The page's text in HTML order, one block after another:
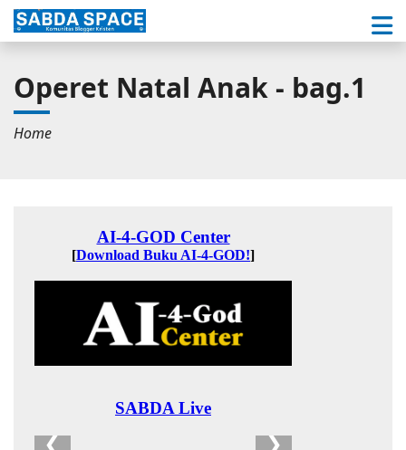
Operet Natal Anak - bag.1
Home